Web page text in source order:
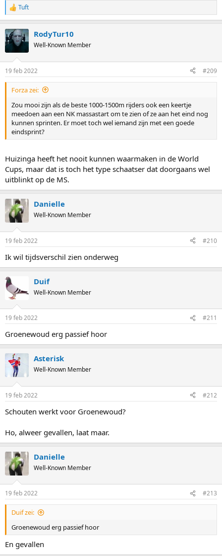
R
e
c
t
s
:
Tuft
RodyTur10
Well-Known Member
19 feb 2022 #209
Forza zei:
Zou mooi zijn als de beste 1000-1500m rijders ook een keertje
meedoen aan een NK massastart om te zien of ze aan het eind nog
kunnen sprinten. Er moet toch wel iemand zijn met een goede
eindsprint?
Huizinga heeft het nooit kunnen waarmaken in de World
Cups, maar dat is toch het type schaatser dat doorgaans wel
uitblinkt op de MS.
Danielle
Well-Known Member
19 feb 2022 #210
Ik wil tijdsverschil zien onderweg
Duif
Well-Known Member
19 feb 2022 #211
Groenewoud erg passief hoor
Asterisk
Well-Known Member
19 feb 2022 #212
Schouten werkt voor Groenewoud?
Ho, alweer gevallen, laat maar.
Danielle
Well-Known Member
19 feb 2022 #213
Duif zei:
Groenewoud erg passief hoor
En gevallen